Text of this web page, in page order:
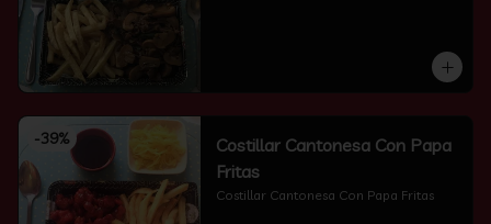
-39%
Costillar Cantonesa Con Papa
Fritas
Costillar Cantonesa Con Papa Fritas